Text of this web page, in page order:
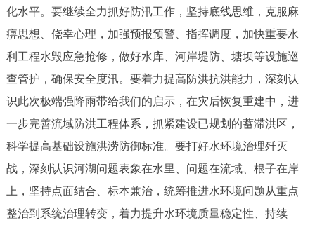
中介服务 阳光政务
12345网上接诉即办 我要咨询 我要建议
参与调查 在线访谈 图说互动
北京概况 十六区概览 人文北京
化水平。要继续全力抓好防汛工作，坚持底线思维，克服麻
痹思想、侥幸心理，加强预报预警、指挥调度，加快重要水
利工程水毁应急抢修，做好水库、河岸堤防、塘坝等设施巡
查管护，确保安全度汛。要着力提高防洪抗洪能力，深刻认
识此次极端强降雨带给我们的启示，在灾后恢复重建中，进
一步完善流域防洪工程体系，抓紧建设已规划的蓄滞洪区，
科学提高基础设施洪涝防御标准。要打好水环境治理歼灭
战，深刻认识河湖问题表象在水里、问题在流域、根子在岸
上，坚持点面结合、标本兼治，统筹推进水环境问题从重点
整治到系统治理转变，着力提升水环境质量稳定性、持续